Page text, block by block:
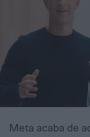
Meta acaba de